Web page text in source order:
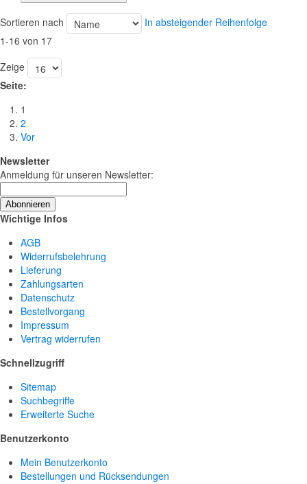
Sortieren nach
In absteigender Reihenfolge
1-16 von 17
Zeige
Seite:
1
2
Vor
Newsletter
Anmeldung für unseren Newsletter:
Abonnieren
Wichtige Infos
AGB
Widerrufsbelehrung
Lieferung
Zahlungsarten
Datenschutz
Bestellvorgang
Impressum
Vertrag widerrufen
Schnellzugriff
Sitemap
Suchbegriffe
Erweiterte Suche
Benutzerkonto
Mein Benutzerkonto
Bestellungen und Rücksendungen